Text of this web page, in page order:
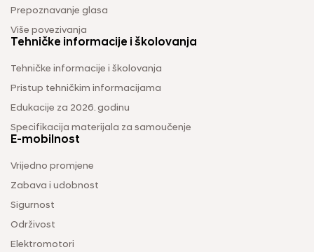
Prepoznavanje glasa
Više povezivanja
Tehničke informacije i školovanja
Tehničke informacije i školovanja
Pristup tehničkim informacijama
Edukacije za 2026. godinu
Specifikacija materijala za samoučenje
E-mobilnost
Vrijedno promjene
Zabava i udobnost
Sigurnost
Održivost
Elektromotori